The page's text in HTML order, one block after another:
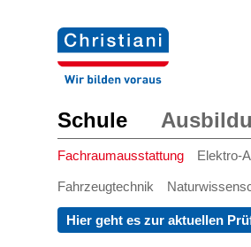
Schule
Fachraumausstattung Elektro-
Fahrzeugtechnik
Hier geht es zur aktuellen